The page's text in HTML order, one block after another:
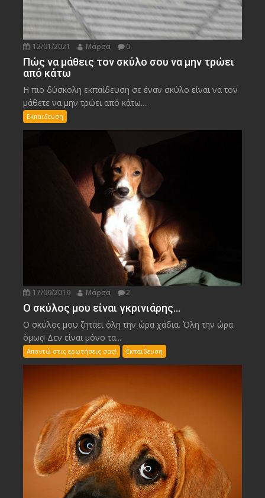
12/01/2021 Μάρσα 0
Πώς να μάθεις τον σκύλο σου να μην τρώει
από κάτω
Η πιο δύσκολη εκπαίδευση σε έναν σκύλο είναι να τον
μάθετε να μην τρώει από κάτω....
Εκπαιδευση
17/09/2019 Μάρσα 2
Ο σκύλος μου είναι γκρινιάρης…
Ο σκύλος μου ζητάει όλη την ώρα χάδια. Όλη την ώρα
όμως! Δεν είναι μόνο τα...
Απαντώ στις ερωτήσεις σας! Εκπαιδευση